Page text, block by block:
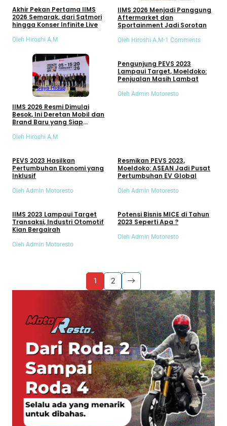
Akhir Pekan Pertama IIMS
2026 Semarak, dari Satmori
hingga Konser Infinite Live
Oleh Hiroshi A.M
IIMS 2026 Menjadi Panggung
Aftermarket dan
Sportainment Jadi Sorotan
Oleh Hiroshi A.M•1 Comments
Gaya Hidup
IIMS 2026 Resmi Dimulai
Besok, Ini Deretan Mobil dan
Brand Baru yang Siap
Oleh Hiroshi A.M
Pengunjung PEVS 2023
Lampaui Target, Moeldoko:
Penjualan Masih Lambat
Oleh Admin Motoresto
PEVS 2023 Hasilkan
Pertumbuhan Ekonomi yang
Inklusif
Oleh Admin Motoresto
Resmikan PEVS 2023,
Moeldoko: ASEAN Jadi Pusat
Pertumbuhan EV Global
Oleh Admin Motoresto
IIMS 2023 Lampaui Target
Transaksi, Industri Otomotif
Kian Bergairah
Oleh Admin Motoresto
Potensi Bisnis MICE di Tahun
2023 Seperti Apa ?
Oleh Admin Motoresto
1 2